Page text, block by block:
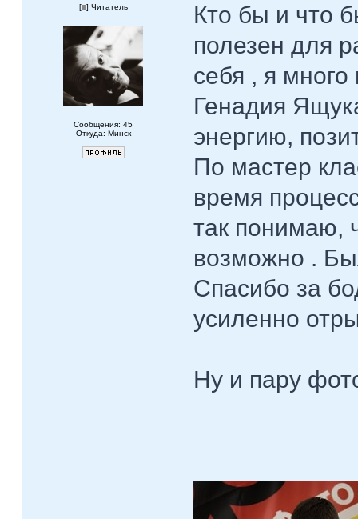
[ ] Читатель
Сообщения: 45
Откуда: Минск
Кто бы и что
полезен для
себя , я
Генадия
энергию,
По мастер
время
так понимаю,
возможно .
Спасибо за
усиленно
Ну и пару